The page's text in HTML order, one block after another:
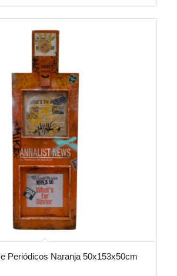
Periódicos Naranja 50x153x50cm